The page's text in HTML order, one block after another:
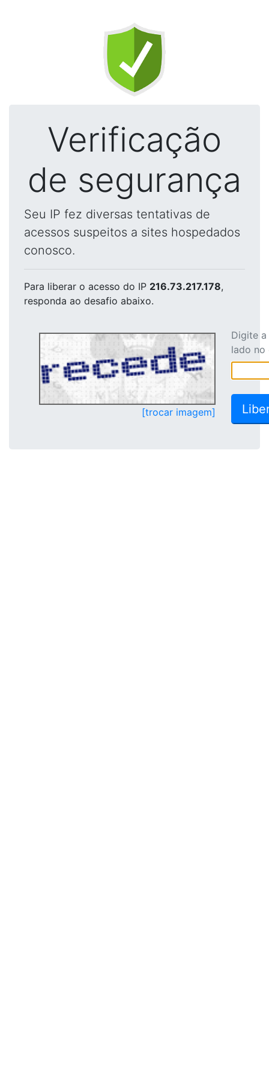
Verificação
de segurança
Seu IP fez diversas tentativas de
acessos suspeitos a sites hospedados
conosco.
Para liberar o acesso do IP 216.73.217.178,
responda ao desafio abaixo.
[trocar imagem]
Digite
lado no